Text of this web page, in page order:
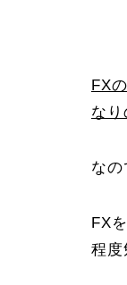
FX
なり
なの
FX
程度